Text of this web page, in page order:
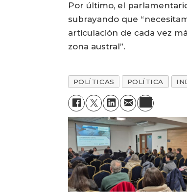
Por último, el
subrayando que
articulación de cada vez
zona austral”.
POLÍTICAS POLÍTICA